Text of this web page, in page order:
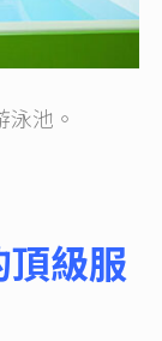
池。
級服